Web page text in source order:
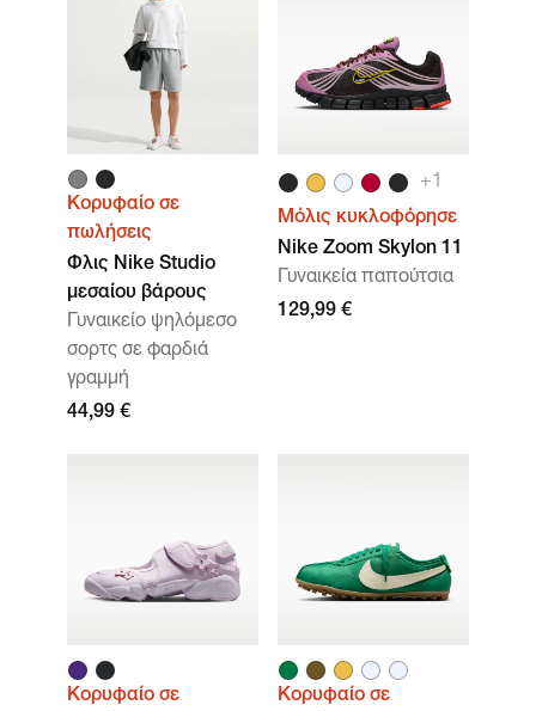
Κορυφαίο σε
πωλήσεις
Φλις Nike Studio
μεσαίου βάρους
Γυναικείο ψηλόμεσο
σορτς σε φαρδιά
γραμμή
44,99 €
+ 1
Μόλις κυκλοφόρησε
Nike Zoom Skylon 11
Γυναικεία παπούτσια
129,99 €
Κορυφαίο σε
Κορυφαίο σε